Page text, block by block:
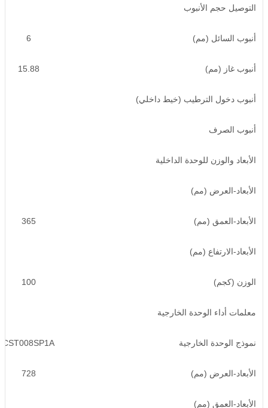
التوصيل حجم الأنبوب
أنبوب السائل (مم) 6
أنبوب غاز (مم) 15.88
أنبوب دخول الترطيب (خيط داخلي)
أنبوب الصرف
الأبعاد والوزن للوحدة الداخلية
الأبعاد-العرض (مم)
الأبعاد-العمق (مم) 365
الأبعاد-الارتفاع (مم)
الوزن (كجم) 100
معلمات أداء الوحدة الخارجية
نموذج الوحدة الخارجية CST008SP1A
الأبعاد-العرض (مم) 728
الأبعاد-العمق (مم)